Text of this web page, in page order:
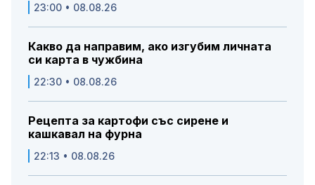
23:00 • 08.08.26
Какво да направим, ако изгубим личната
си карта в чужбина
22:30 • 08.08.26
Рецепта за картофи със сирене и
кашкавал на фурна
22:13 • 08.08.26